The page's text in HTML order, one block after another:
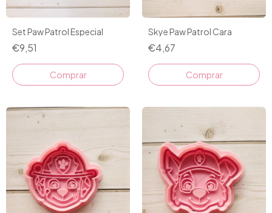
Set Paw Patrol Especial
€9,51
Skye Paw Patrol Cara
€4,67
Comprar